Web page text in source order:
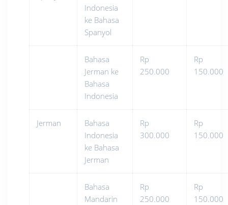
Indonesia
ke Bahasa
Spanyol
Bahasa
Jerman ke
Bahasa
Indonesia
Rp
250.000
Rp
150.000
Jerman
Bahasa
Indonesia
ke Bahasa
Jerman
Rp
300.000
Rp
150.000
Bahasa
Mandarin
Rp
250.000
Rp
150.000